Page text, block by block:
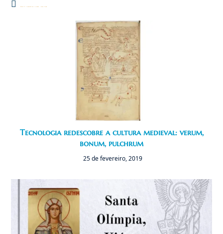
Tecnologia redescobre a cultura medieval: verum,
bonum, pulchrum
25 de fevereiro, 2019